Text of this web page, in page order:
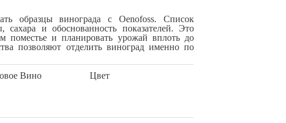
образцы винограда с Oenofoss. Список
сахара и обоснованность показателей. Это
поместье и планировать урожай вплоть до
позволяют отделить виноград именно по
Вино Цвет